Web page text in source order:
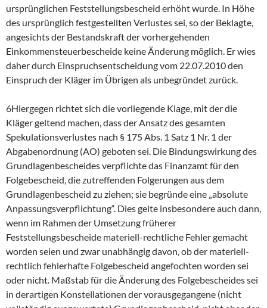
ursprünglichen Feststellungsbescheid erhöht wurde. In Höhe
des ursprünglich festgestellten Verlustes sei, so der Beklagte,
angesichts der Bestandskraft der vorhergehenden
Einkommensteuerbescheide keine Änderung möglich. Er wies
daher durch Einspruchsentscheidung vom 22.07.2010 den
Einspruch der Kläger im Übrigen als unbegründet zurück.
6Hiergegen richtet sich die vorliegende Klage, mit der die
Kläger geltend machen, dass der Ansatz des gesamten
Spekulationsverlustes nach § 175 Abs. 1 Satz 1 Nr. 1 der
Abgabenordnung (AO) geboten sei. Die Bindungswirkung des
Grundlagenbescheides verpflichte das Finanzamt für den
Folgebescheid, die zutreffenden Folgerungen aus dem
Grundlagenbescheid zu ziehen; sie begründe eine „absolute
Anpassungsverpflichtung“. Dies gelte insbesondere auch dann,
wenn im Rahmen der Umsetzung früherer
Feststellungsbescheide materiell-rechtliche Fehler gemacht
worden seien und zwar unabhängig davon, ob der materiell-
rechtlich fehlerhafte Folgebescheid angefochten worden sei
oder nicht. Maßstab für die Änderung des Folgebescheides sei
in derartigen Konstellationen der vorausgegangene (nicht